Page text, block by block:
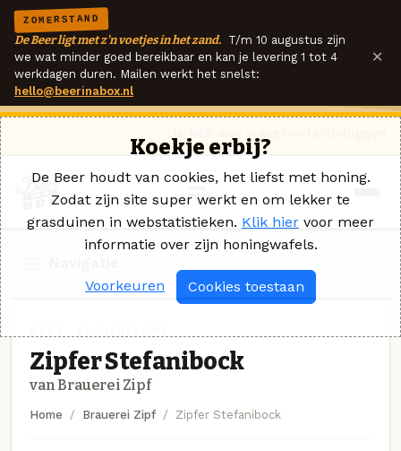
ZOMERSTAND
De Beer ligt met z'n voetjes in het zand. T/m 10 augustus zijn
we wat minder goed bereikbaar en kan je levering 1 tot 4
werkdagen duren. Mailen werkt het snelst:
hello@beerinabox.nl
×
Zipfer Stefanibock
van Brauerei Zipf
Home Brauerei Zipf Zipfer Stefanibock
Koekje erbij?
De Beer houdt van cookies, het liefst met honing.
Zodat zijn site super werkt en om lekker te
grasduinen in webstatistieken. Klik hier voor meer
informatie over zijn honingwafels.
Voorkeuren Cookies toestaan